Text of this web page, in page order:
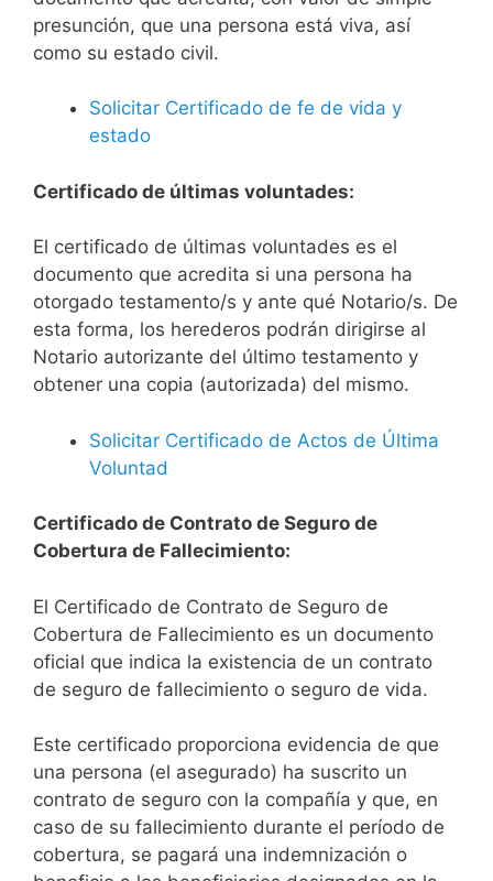
presunción, que una persona está viva, así
como su estado civil.
Solicitar Certificado de fe de vida y
estado
Certificado de últimas voluntades:
El certificado de últimas voluntades es el
documento que acredita si una persona ha
otorgado testamento/s y ante qué Notario/s. De
esta forma, los herederos podrán dirigirse al
Notario autorizante del último testamento y
obtener una copia (autorizada) del mismo.
Solicitar Certificado de Actos de Última
Voluntad
Certificado de Contrato de Seguro de
Cobertura de Fallecimiento:
El Certificado de Contrato de Seguro de
Cobertura de Fallecimiento es un documento
oficial que indica la existencia de un contrato
de seguro de fallecimiento o seguro de vida.
Este certificado proporciona evidencia de que
una persona (el asegurado) ha suscrito un
contrato de seguro con la compañía y que, en
caso de su fallecimiento durante el período de
cobertura, se pagará una indemnización o